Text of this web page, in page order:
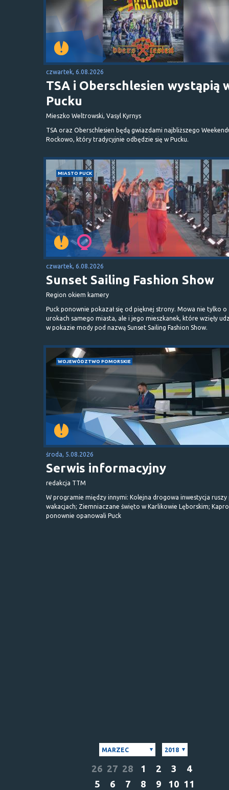
czwartek, 6.08.2026
TSA i Oberschlesien wystąpią
Pucku
Mieszko Weltrowski, Vasyl Kyrnys
TSA oraz Oberschlesien będą gwiazdami najbliższego
Rockowo, który tradycyjnie odbędzie się w Pucku.
MIASTO PUCK
czwartek, 6.08.2026
Sunset Sailing Fashion Show
Region okiem kamery
Puck ponownie pokazał się od pięknej strony. Mowa nie tylko o
urokach samego miasta, ale i jego mieszkanek, które wzięły
w pokazie mody pod nazwą Sunset Sailing Fashion Show.
WOJEWÓDZTWO POMORSKIE
środa, 5.08.2026
Serwis informacyjny
redakcja TTM
W programie między innymi: Kolejna drogowa inwestycja ruszy
wakacjach; Ziemniaczane święto w Karlikowie Lęborskim;
ponownie opanowali Puck
MARZEC 2018
26 27 28 1 2 3
4
5
6 7 8 9 10 11